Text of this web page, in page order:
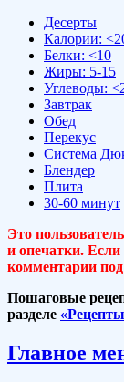
Десерты
Калории:
Белки: <10
Жиры: 5-15
Углеводы:
Завтрак
Обед
Перекус
Система
Блендер
Плита
30-60 минут
Это
и опечатки. Если
комментарии
Пошаговые
разделе
Главное